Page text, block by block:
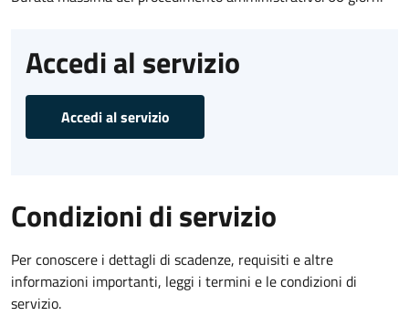
Accedi al servizio
Accedi al servizio
Condizioni di servizio
Per conoscere i dettagli di scadenze, requisiti e altre
informazioni importanti, leggi i termini e le condizioni di
servizio.